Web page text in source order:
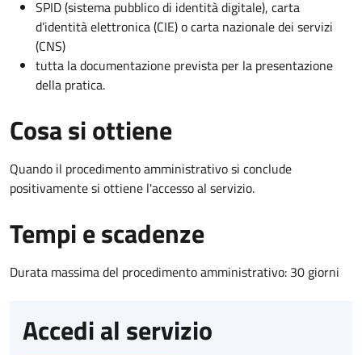
SPID (sistema pubblico di identità digitale), carta
d’identità elettronica (CIE) o carta nazionale dei servizi
(CNS)
tutta la documentazione prevista per la presentazione
della pratica.
Cosa si ottiene
Quando il procedimento amministrativo si conclude
positivamente si ottiene l'accesso al servizio.
Tempi e scadenze
Durata massima del procedimento amministrativo: 30 giorni
Accedi al servizio